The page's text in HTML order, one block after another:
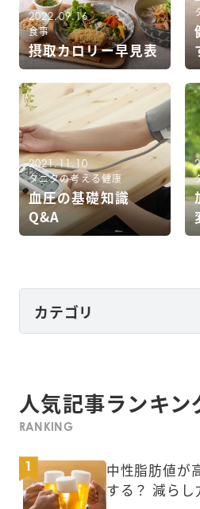
2022.09.16
食事
摂取カロリー早見表
2021.11.10
タニタの考える健康
血圧の基礎知識
Q&A
カテゴリ
人気記事ランキン
RANKING
中性脂肪値が
する？ 減らし